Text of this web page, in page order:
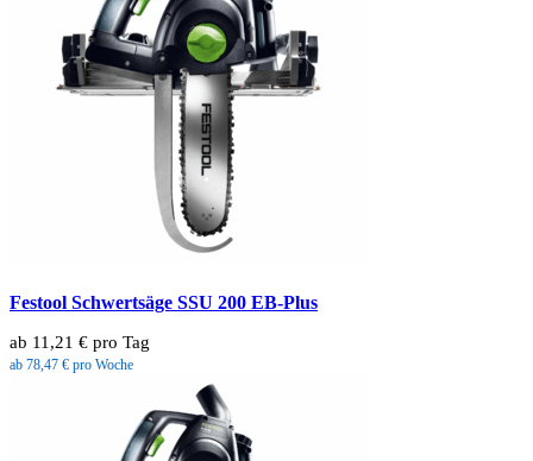
Festool Schwertsäge SSU 200 EB-Plus
ab 11,21 € pro Tag
ab 78,47 € pro Woche